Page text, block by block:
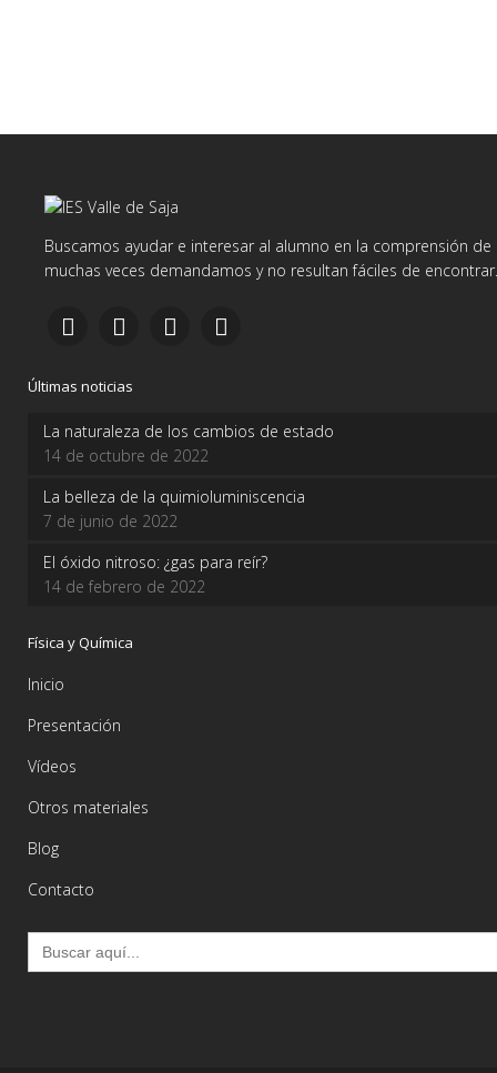
Buscamos ayudar e interesar al alumno en la comprensión
muchas veces demandamos y no resultan fáciles de encontrar.
Últimas noticias
La naturaleza de los cambios de estado
14 de octubre de 2022
La belleza de la quimioluminiscencia
7 de junio de 2022
El óxido nitroso: ¿gas para reír?
14 de febrero de 2022
Física y Química
Inicio
Presentación
Vídeos
Otros materiales
Blog
Contacto
Buscar: